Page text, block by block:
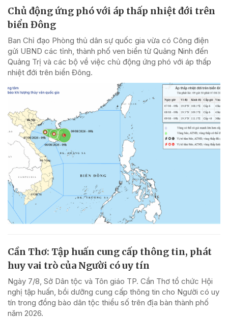
Chủ động ứng phó với áp thấp nhiệt đới trên
biển Đông
Ban Chỉ đạo Phòng thủ dân sự quốc gia vừa có Công điện
gửi UBND các tỉnh, thành phố ven biển từ Quảng Ninh đến
Quảng Trị và các bộ về việc chủ động ứng phó với áp thấp
nhiệt đới trên biển Đông.
Cần Thơ: Tập huấn cung cấp thông tin, phát
huy vai trò của Người có uy tín
Ngày 7/8, Sở Dân tộc và Tôn giáo TP. Cần Thơ tổ chức Hội
nghị tập huấn, bồi dưỡng cung cấp thông tin cho Người có uy
tín trong đồng bào dân tộc thiểu số trên địa bàn thành phố
năm 2026.